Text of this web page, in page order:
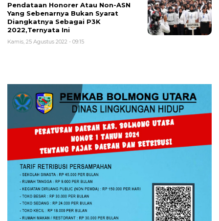
Pendataan Honorer Atau Non-ASN
Yang Sebenarnya Bukan Syarat
Diangkatnya Sebagai P3K
2022,Ternyata Ini
Kamis, 25 Agustus 2022 - 09:15